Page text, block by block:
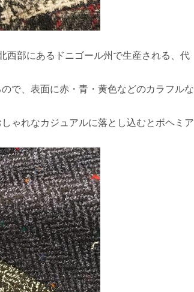
西部にあるドニゴール州で生産される、代
で、表面に赤・青・黄色などのカラフルな
ゃれなカジュアルに落とし込むとボヘミア